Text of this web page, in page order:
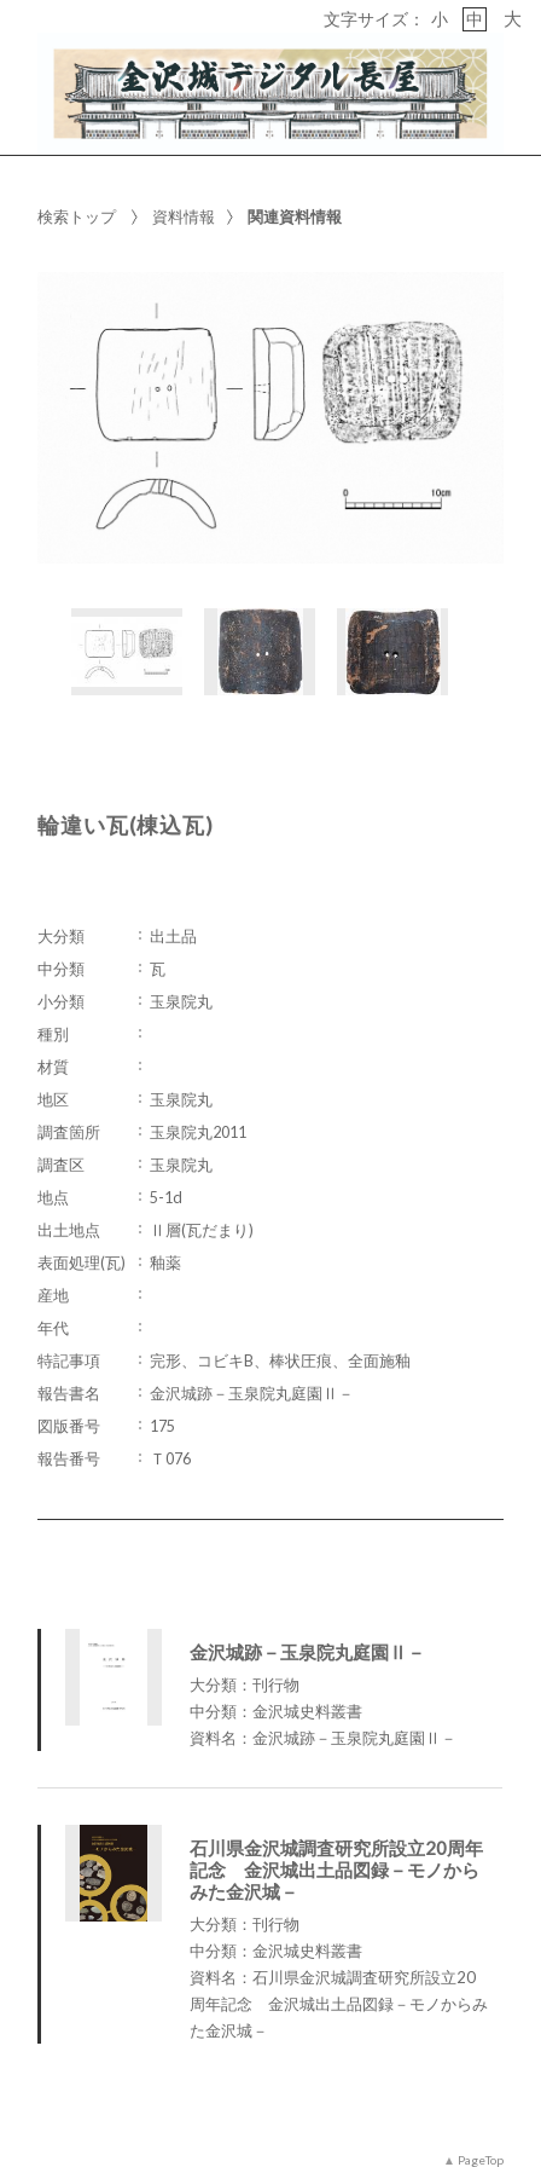
文字サイズ： 小 中 大
検索トップ 資料情報 関連資料情報
輪違い瓦(棟込瓦)
大分類
出土品
中分類
瓦
小分類
玉泉院丸
種別
材質
地区
玉泉院丸
調査箇所
玉泉院丸2011
調査区
玉泉院丸
地点
5-1d
出土地点
Ⅱ層(瓦だまり)
表面処理(瓦)
釉薬
産地
年代
特記事項
完形、コビキB、棒状圧痕、全面施釉
報告書名
金沢城跡－玉泉院丸庭園Ⅱ－
図版番号
175
報告番号
Ｔ076
金沢城跡－玉泉院丸庭園Ⅱ－
大分類：刊行物
中分類：金沢城史料叢書
資料名：金沢城跡－玉泉院丸庭園Ⅱ－
石川県金沢城調査研究所設立20周年
記念 金沢城出土品図録－モノから
みた金沢城－
大分類：刊行物
中分類：金沢城史料叢書
資料名：石川県金沢城調査研究所設立20
周年記念 金沢城出土品図録－モノからみ
た金沢城－
PageTop